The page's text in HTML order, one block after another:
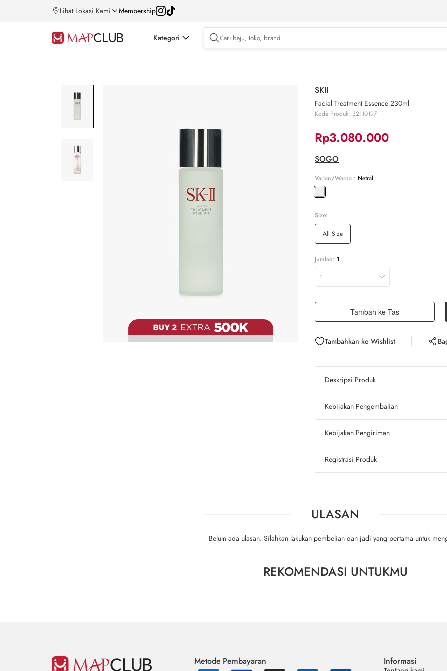
Lihat Lokasi Kami Membership
Kategori
SKII
Facial Treatment Essence 230ml
Kode Produk: 32110197
Rp3.080.000
SOGO
Varian/Warna : Netral
Size:
All Size
Jumlah: 1
1
Tambah ke Tas
Tambahkan ke Wishlist
Deskripsi Produk
Kebijakan Pengembalian
Kebijakan Pengiriman
Registrasi Produk
ULASAN
Belum ada ulasan. Silahkan lakukan pembelian dan jadi yang pertama untuk
REKOMENDASI UNTUKMU
Metode Pembayaran Informasi